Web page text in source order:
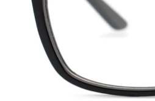
Larghezza
34 mm
Altezza lente